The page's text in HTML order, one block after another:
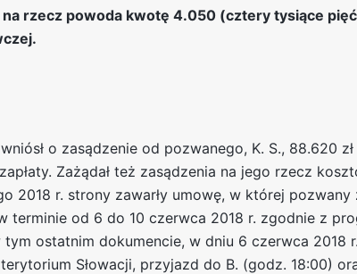
rzecz powoda kwotę 4.050 (cztery tysiące
o zasądzenie od pozwanego, K. S., 88.620
Zażądał też zasądzenia na jego rzecz
2018 r. strony zawarły umowę, w której
terminie od 6 do 10 czerwca 2018 r. zgodnie z
ostatnim dokumencie, w dniu 6 czerwca 2018
Słowacji, przyjazd do B. (godz. 18:00)